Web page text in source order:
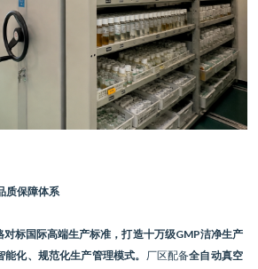
质保障体系
标国际高端生产标准，打造十万级GMP洁净生产
化、规范化生产管理模式。 厂区配备全自动真空